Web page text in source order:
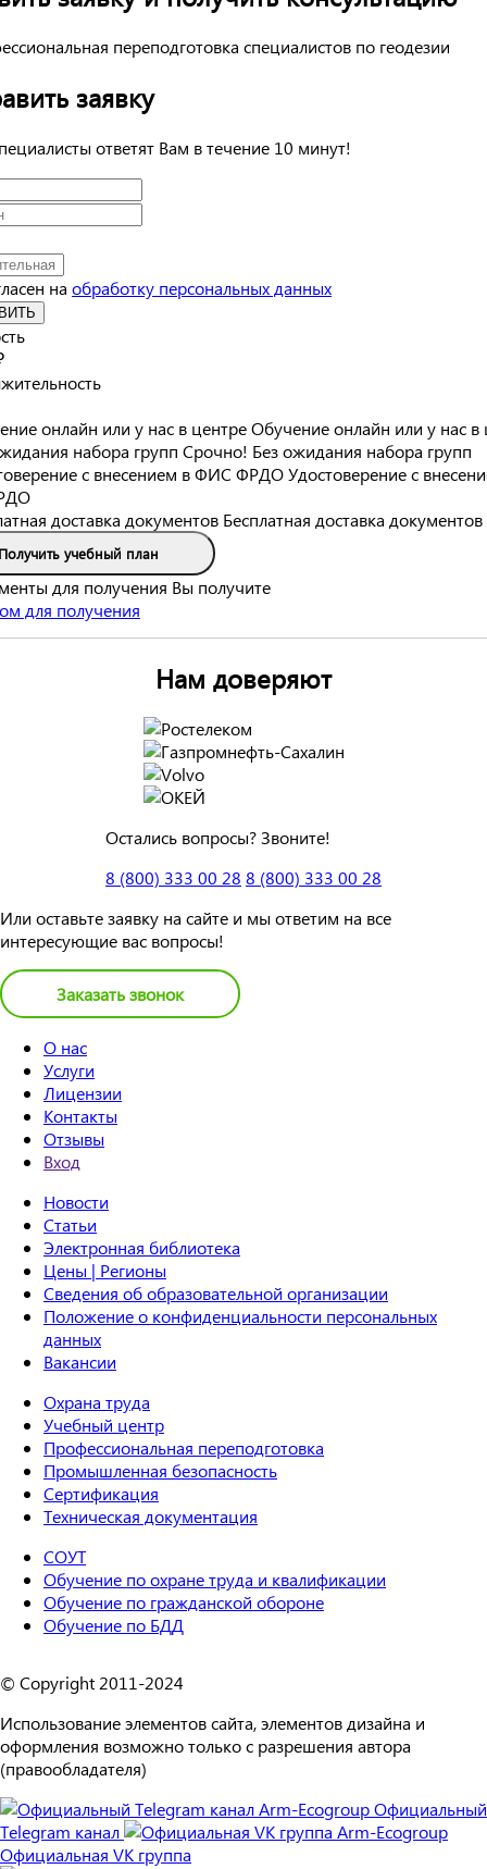
заявку
ответят Вам в течение 10 минут!
на обработку персональных данных
Обучение онлайн или у нас в
Срочно! Без ожидания набора групп
Удостоверение с
Бесплатная доставка документов
учебный план
Вы получите
Нам доверяют
Остались вопросы? Звоните!
8 (800) 333 00 28 8 (800) 333 00 28
Или оставьте заявку на сайте и мы ответим на все
интересующие вас вопросы!
Заказать звонок
О нас
Услуги
Лицензии
Контакты
Отзывы
Вход
Новости
Статьи
Электронная библиотека
Цены | Регионы
Сведения об образовательной организации
Положение о конфиденциальности персональных
данных
Вакансии
Охрана труда
Учебный центр
Профессиональная переподготовка
Промышленная безопасность
Сертификация
Техническая документация
СОУТ
Обучение по охране труда и квалификации
Обучение по гражданской обороне
Обучение по БДД
© Copyright 2011-2024
Использование элементов сайта, элементов дизайна и
оформления возможно только с разрешения автора
(правообладателя)
Официальный
Telegram канал
Официальная VK группа